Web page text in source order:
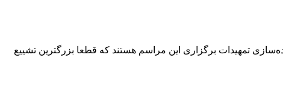
تمهیدات برگزاری این مراسم هستند که قطعا بزرگترین تشییع